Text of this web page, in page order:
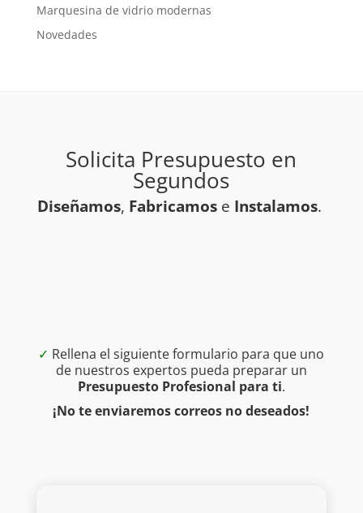
Marquesina de vidrio modernas
Novedades
Solicita Presupuesto en
Segundos
Diseñamos, Fabricamos e Instalamos.
✓ Rellena el siguiente formulario para que uno
de nuestros expertos pueda preparar un
Presupuesto Profesional para ti.
¡No te enviaremos correos no deseados!